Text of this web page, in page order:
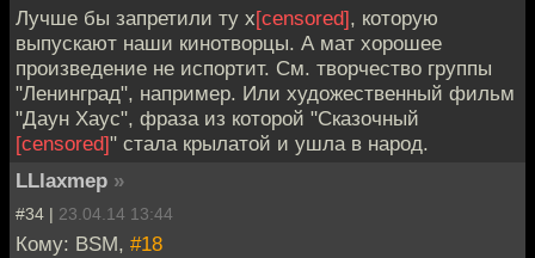
Лучше бы запретили ту х[censored], которую
выпускают наши кинотворцы. А мат хорошее
произведение не испортит. См. творчество группы
"Ленинград", например. Или художественный фильм
"Даун Хаус", фраза из которой "Сказочный
[censored]" стала крылатой и ушла в народ.
LLlaxmep »
#34 | 23.04.14 13:44
Кому: BSM, #18